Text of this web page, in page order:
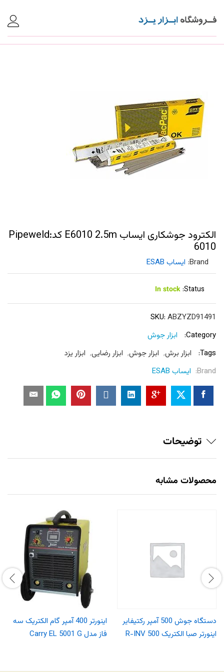
الکترود جوشکاری ایساب E6010 2.5m کد:Pipeweld
6010
Brand: ایساب ESAB
Status:
In stock
SKU: ABZYZD91491
Category:
ابزار جوش
Tags:
ابزار برش, ابزار جوش, ابزار رضایی, ابزار یزد
Brand: ایساب ESAB
توضیحات
محصولات مشابه
دستگاه جوش 500 آمپر رکتیفایر
اینورتر صبا الکتریک R-INV 500
اینورتر 400 آمپر گام الکتریک سه
فاز مدل Carry EL 5001 G